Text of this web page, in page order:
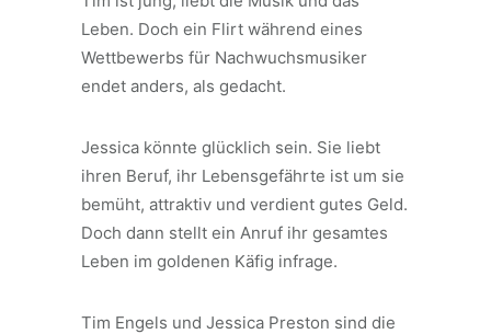
Leben. Doch ein Flirt während eines
Wettbewerbs für Nachwuchsmusiker
endet anders, als gedacht.
Jessica könnte glücklich sein. Sie liebt
ihren Beruf, ihr Lebensgefährte ist um sie
bemüht, attraktiv und verdient gutes Geld.
Doch dann stellt ein Anruf ihr gesamtes
Leben im goldenen Käfig infrage.
Tim Engels und Jessica Preston sind die